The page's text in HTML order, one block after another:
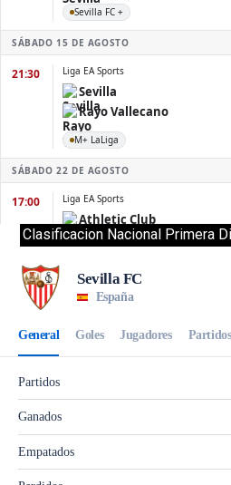
Clasificacion Nacional Primera